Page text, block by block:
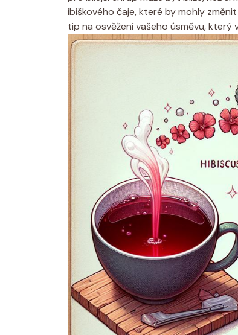
ibiškového čaje, které by mohly
tip na osvěžení vašeho úsměvu, který